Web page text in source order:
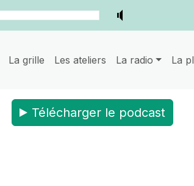
La grille Les ateliers La radio La
Télécharger le podcast